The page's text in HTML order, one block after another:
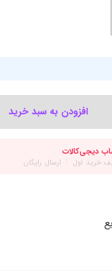
افزودن به سبد خرید